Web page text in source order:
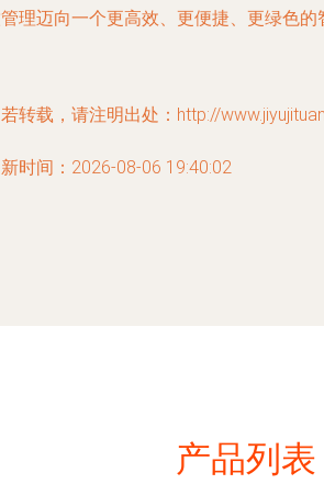
理迈向一个更高效、更便捷、更绿色的
转载，请注明出处：http://
时间：2026-08-06 19:40:02
产品列表